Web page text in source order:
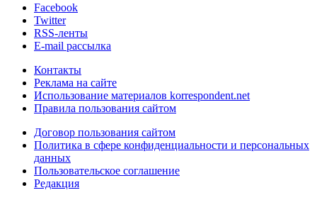
Facebook
Twitter
RSS-ленты
E-mail рассылка
Контакты
Реклама на сайте
Использование материалов korrespondent.net
Правила пользования сайтом
Договор пользования сайтом
Политика в сфере конфиденциальности и персональных
данных
Пользовательское соглашение
Редакция